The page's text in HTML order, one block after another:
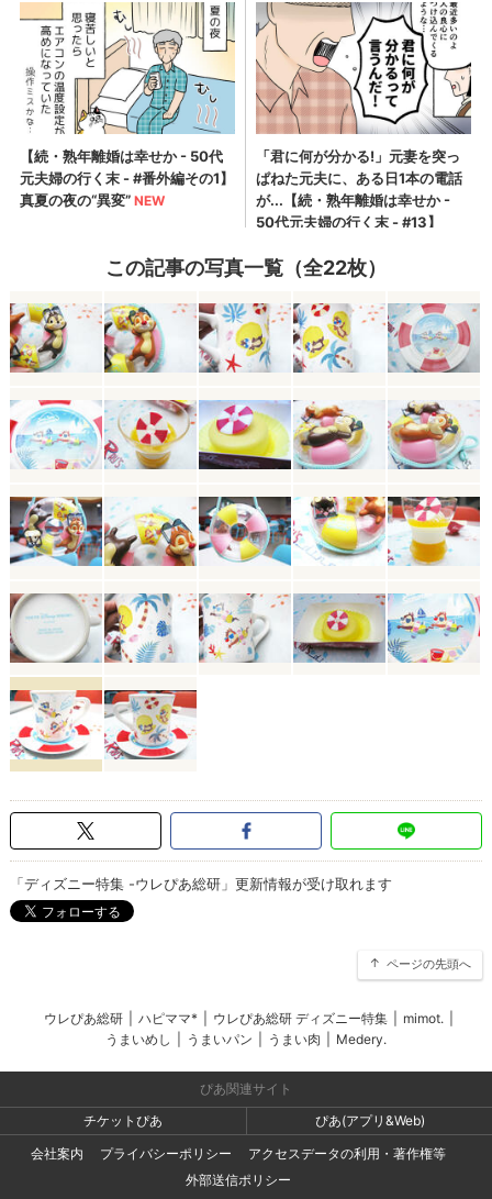
この記事の写真一覧（全22枚）
「ディズニー特集 -ウレぴあ総研」更新情報が受け取れます
ページの先頭へ
ウレぴあ総研 ハピママ* ウレぴあ総研 ディズニー特集 mimot.
うまいめし
うまいパン うまい肉 Medery.
ぴあ関連サイト
チケットぴあ
ぴあ(アプリ&Web)
会社案内
プライバシーポリシー
アクセスデータの利用・著作権等
外部送信ポリシー